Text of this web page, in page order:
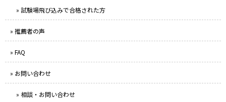
» 試験場飛び込みで合格された方
» 推薦者の声
» FAQ
» お問い合わせ
» 相談・お問い合わせ